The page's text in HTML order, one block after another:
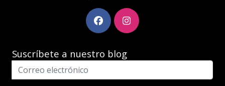
Suscríbete a nuestro blog